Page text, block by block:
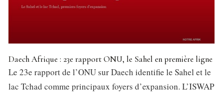
Daech Afrique : 23e rapport ONU, le Sahel en première ligne
Le 23e rapport de l’ONU sur Daech identifie le Sahel et le
lac Tchad comme principaux foyers d’expansion. L’ISWAP